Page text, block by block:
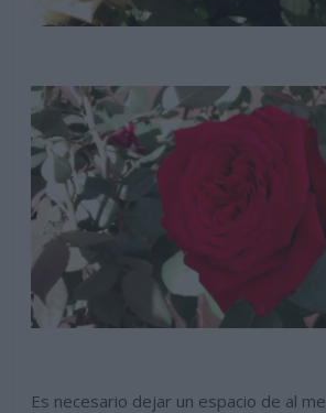
Es necesario dejar un espacio de al